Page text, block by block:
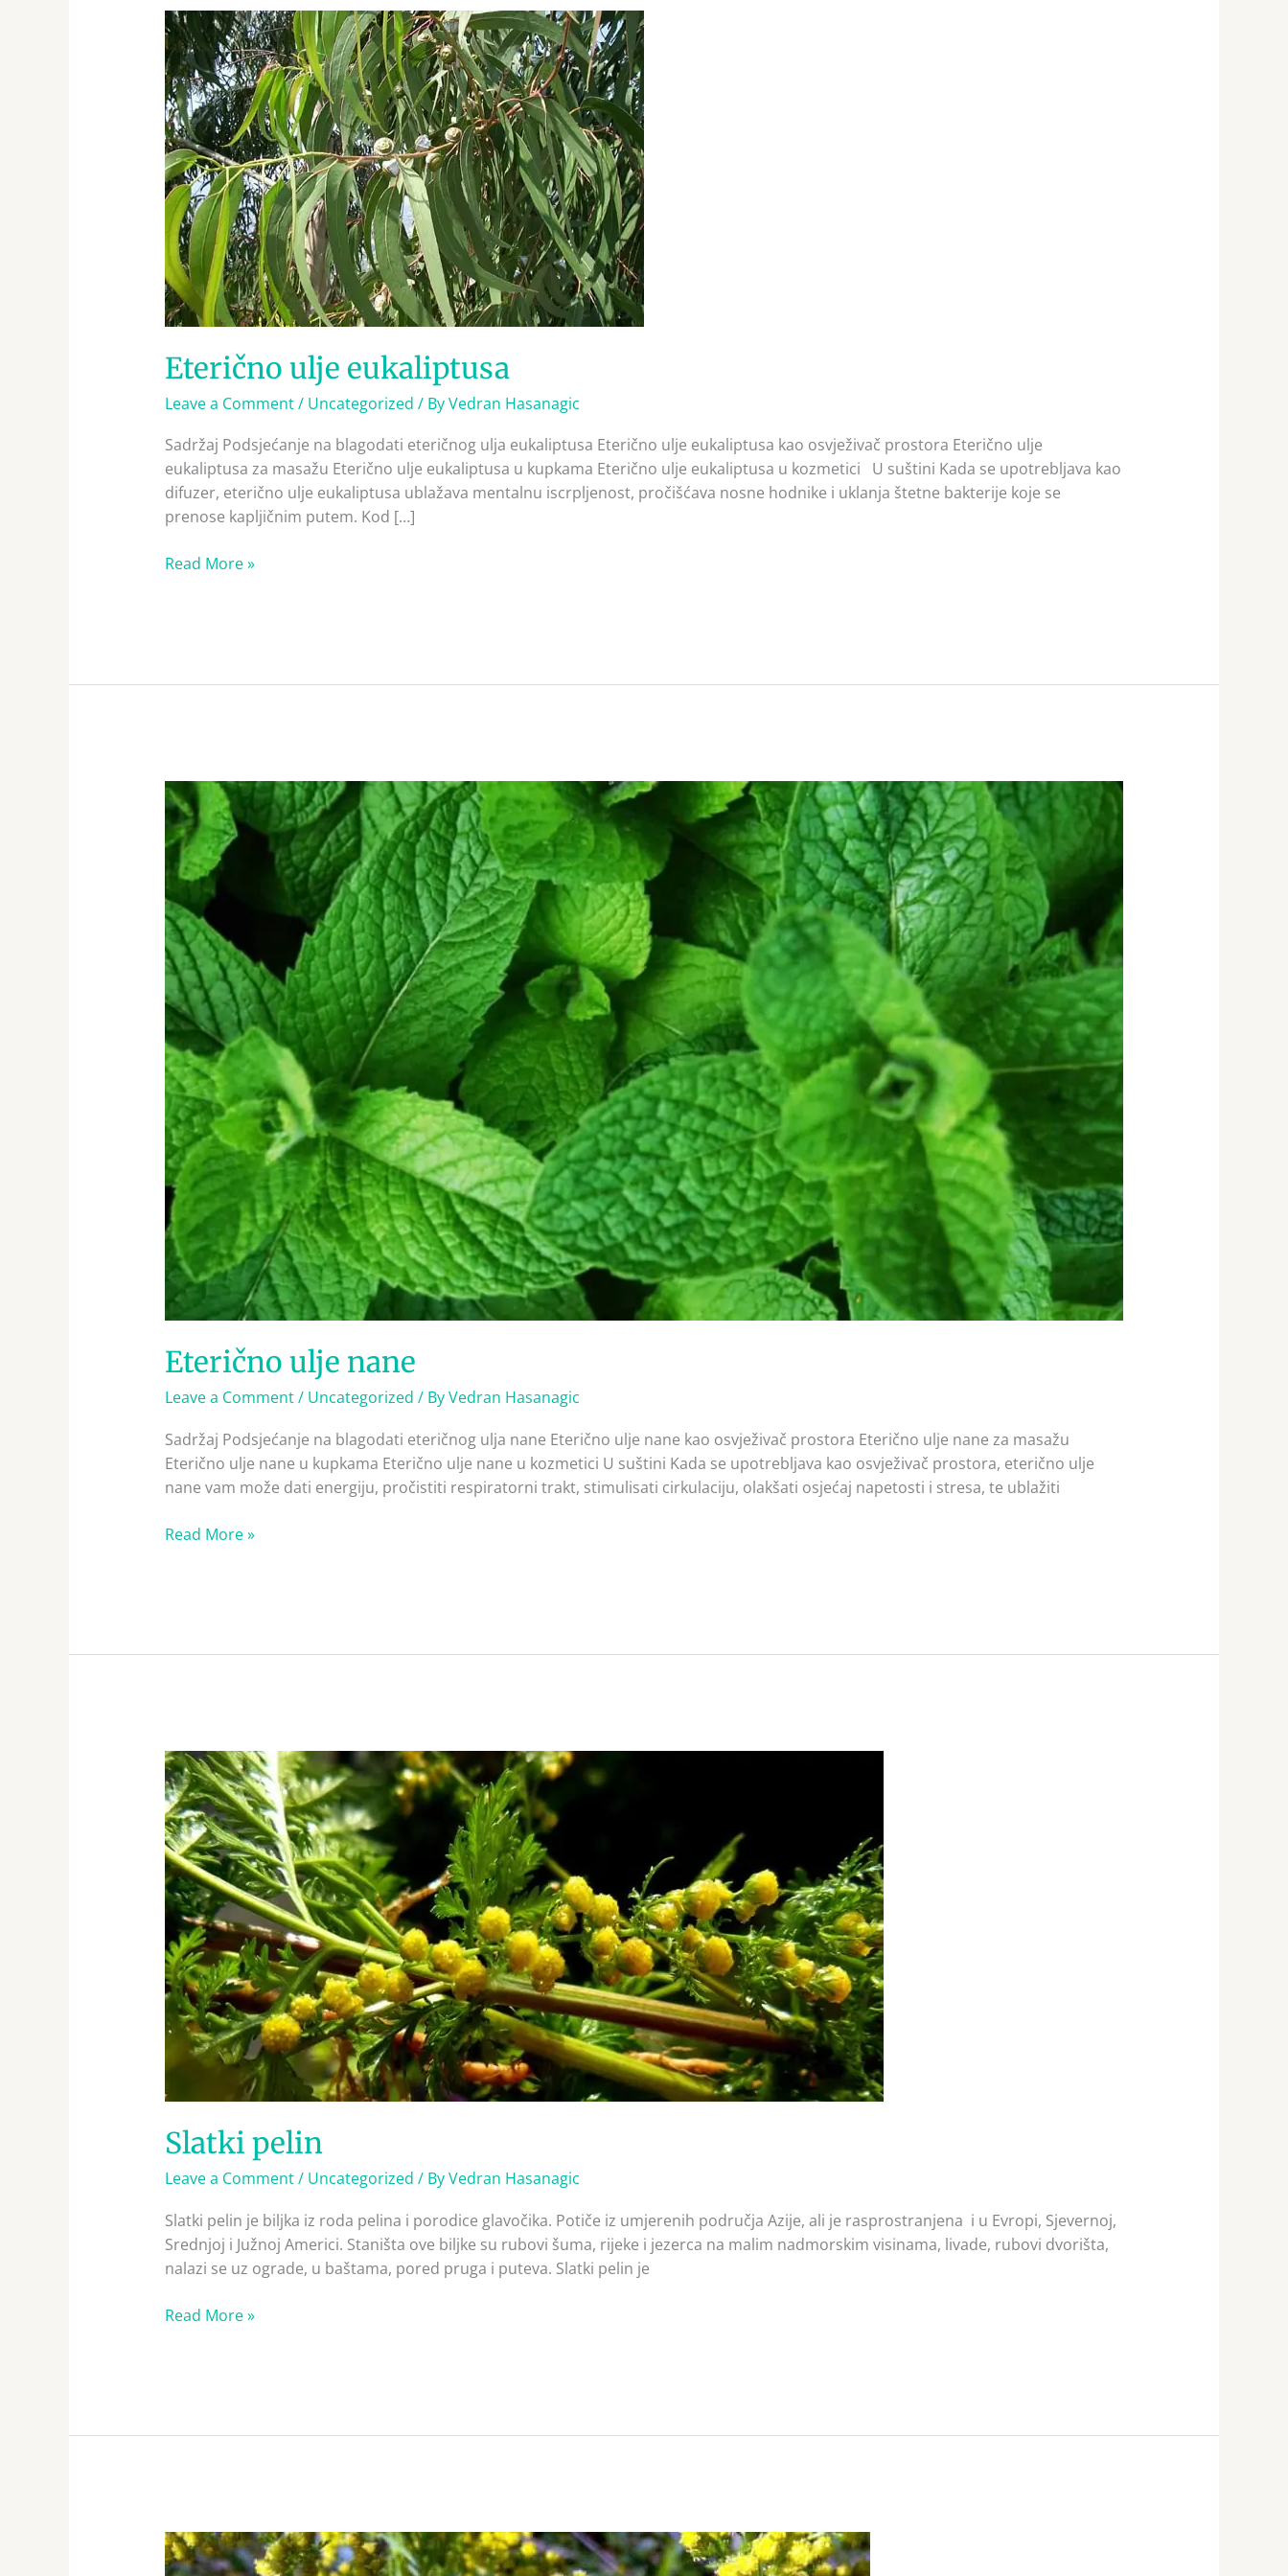
Eterično ulje eukaliptusa
Leave a Comment/ Uncategorized / ByVedran Hasanagic
Sadržaj Podsjećanje na blagodati eteričnog ulja eukaliptusa Eterično ulje eukaliptusa kao osvježivač prostora Eterično ulje
eukaliptusa za masažu Eterično ulje eukaliptusa u kupkama Eterično ulje eukaliptusa u kozmetici U suštini Kada se upotrebljava kao
difuzer, eterično ulje eukaliptusa ublažava mentalnu iscrpljenost, pročišćava nosne hodnike i uklanja štetne bakterije koje se
prenose kapljičnim putem. Kod […]
Eterično
ulje
eukaliptusa
Read More »
Eterično ulje nane
Leave a Comment/ Uncategorized / ByVedran Hasanagic
Sadržaj Podsjećanje na blagodati eteričnog ulja nane Eterično ulje nane kao osvježivač prostora Eterično ulje nane za masažu
Eterično ulje nane u kupkama Eterično ulje nane u kozmetici U suštini Kada se upotrebljava kao osvježivač prostora, eterično ulje
nane vam može dati energiju, pročistiti respiratorni trakt, stimulisati cirkulaciju, olakšati osjećaj napetosti i stresa, te ublažiti
Eterično
ulje
nane
Read More »
Slatki pelin
Leave a Comment/ Uncategorized / ByVedran Hasanagic
Slatki pelin je biljka iz roda pelina i porodice glavočika. Potiče iz umjerenih područja Azije, ali je rasprostranjena i u Evropi, Sjevernoj,
Srednjoj i Južnoj Americi. Staništa ove biljke su rubovi šuma, rijeke i jezerca na malim nadmorskim visinama, livade, rubovi dvorišta,
nalazi se uz ograde, u baštama, pored pruga i puteva. Slatki pelin je
Slatki
pelin
Read More »
Slatki
pelin,